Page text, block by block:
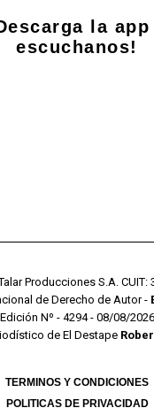
la app
escuchanos!
Producciones S.A. CUIT:
de Derecho de Autor -
Edición Nº - 4294 - 08/08/2026
de El Destape
TERMINOS Y CONDICIONES
POLITICAS DE PRIVACIDAD